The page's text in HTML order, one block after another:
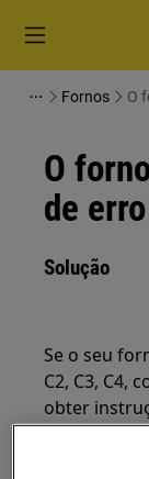
Fornos O
O
de
Solução
Se o seu
C2, C3, C4,
obter